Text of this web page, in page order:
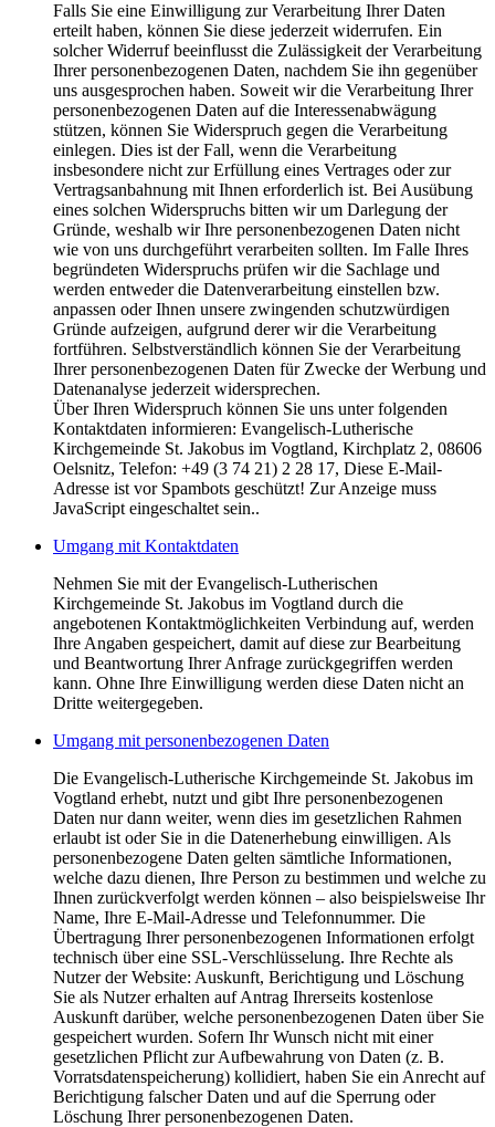
Falls Sie eine Einwilligung zur Verarbeitung Ihrer Daten
erteilt haben, können Sie diese jederzeit widerrufen. Ein
solcher Widerruf beeinflusst die Zulässigkeit der Verarbeitung
Ihrer personenbezogenen Daten, nachdem Sie ihn gegenüber
uns ausgesprochen haben. Soweit wir die Verarbeitung Ihrer
personenbezogenen Daten auf die Interessenabwägung
stützen, können Sie Widerspruch gegen die Verarbeitung
einlegen. Dies ist der Fall, wenn die Verarbeitung
insbesondere nicht zur Erfüllung eines Vertrages oder zur
Vertragsanbahnung mit Ihnen erforderlich ist. Bei Ausübung
eines solchen Widerspruchs bitten wir um Darlegung der
Gründe, weshalb wir Ihre personenbezogenen Daten nicht
wie von uns durchgeführt verarbeiten sollten. Im Falle Ihres
begründeten Widerspruchs prüfen wir die Sachlage und
werden entweder die Datenverarbeitung einstellen bzw.
anpassen oder Ihnen unsere zwingenden schutzwürdigen
Gründe aufzeigen, aufgrund derer wir die Verarbeitung
fortführen. Selbstverständlich können Sie der Verarbeitung
Ihrer personenbezogenen Daten für Zwecke der Werbung und
Datenanalyse jederzeit widersprechen.
Über Ihren Widerspruch können Sie uns unter folgenden
Kontaktdaten informieren: Evangelisch-Lutherische
Kirchgemeinde St. Jakobus im Vogtland, Kirchplatz 2, 08606
Oelsnitz, Telefon: +49 (3 74 21) 2 28 17, Diese E-Mail-
Adresse ist vor Spambots geschützt! Zur Anzeige muss
JavaScript eingeschaltet sein..
Umgang mit Kontaktdaten
Nehmen Sie mit der Evangelisch-Lutherischen
Kirchgemeinde St. Jakobus im Vogtland durch die
angebotenen Kontaktmöglichkeiten Verbindung auf, werden
Ihre Angaben gespeichert, damit auf diese zur Bearbeitung
und Beantwortung Ihrer Anfrage zurückgegriffen werden
kann. Ohne Ihre Einwilligung werden diese Daten nicht an
Dritte weitergegeben.
Umgang mit personenbezogenen Daten
Die Evangelisch-Lutherische Kirchgemeinde St. Jakobus im
Vogtland erhebt, nutzt und gibt Ihre personenbezogenen
Daten nur dann weiter, wenn dies im gesetzlichen Rahmen
erlaubt ist oder Sie in die Datenerhebung einwilligen. Als
personenbezogene Daten gelten sämtliche Informationen,
welche dazu dienen, Ihre Person zu bestimmen und welche zu
Ihnen zurückverfolgt werden können – also beispielsweise Ihr
Name, Ihre E-Mail-Adresse und Telefonnummer. Die
Übertragung Ihrer personenbezogenen Informationen erfolgt
technisch über eine SSL-Verschlüsselung. Ihre Rechte als
Nutzer der Website: Auskunft, Berichtigung und Löschung
Sie als Nutzer erhalten auf Antrag Ihrerseits kostenlose
Auskunft darüber, welche personenbezogenen Daten über Sie
gespeichert wurden. Sofern Ihr Wunsch nicht mit einer
gesetzlichen Pflicht zur Aufbewahrung von Daten (z. B.
Vorratsdatenspeicherung) kollidiert, haben Sie ein Anrecht auf
Berichtigung falscher Daten und auf die Sperrung oder
Löschung Ihrer personenbezogenen Daten.